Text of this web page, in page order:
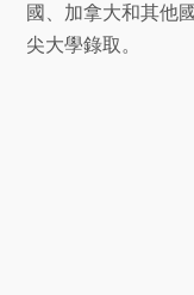
國、加拿大和其他
尖大學錄取。